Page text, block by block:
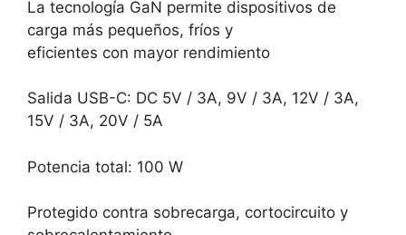
La tecnología GaN permite dispositivos de
carga más pequeños, fríos y
eficientes con mayor rendimiento
Salida USB-C: DC 5V / 3A, 9V / 3A, 12V / 3A,
15V / 3A, 20V / 5A
Potencia total: 100 W
Protegido contra sobrecarga, cortocircuito y